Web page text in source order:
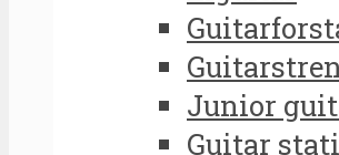
Junior
Guitar